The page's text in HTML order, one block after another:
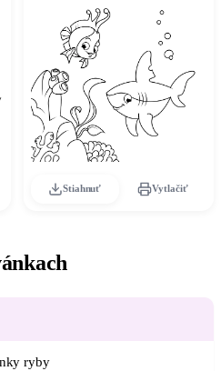
Stiahnuť Vytlačiť
ryby